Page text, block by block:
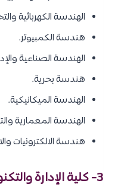
الهندسة الكهربائية
هندسة الكمبيوتر.
الهندسة الصناعية
هندسة بحرية.
الهندسة الميكانيكية.
الهندسة المعمارية
هندسة الالكترونيات
3- كلية الإدارة والتكنولوجيا :